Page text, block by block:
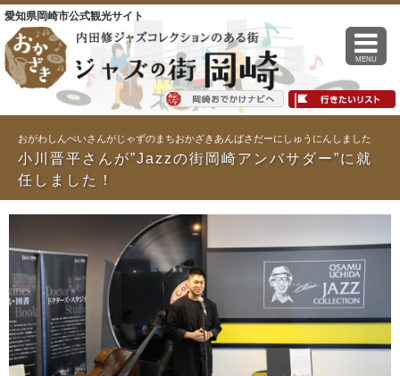
愛知県岡崎市公式観光サイト
MENU
おがわしんぺいさんがじゃずのまちおかざきあんばさだーにしゅうにんしました
小川晋平さんが”Jazzの街岡崎アンバサダー”に就
任しました！